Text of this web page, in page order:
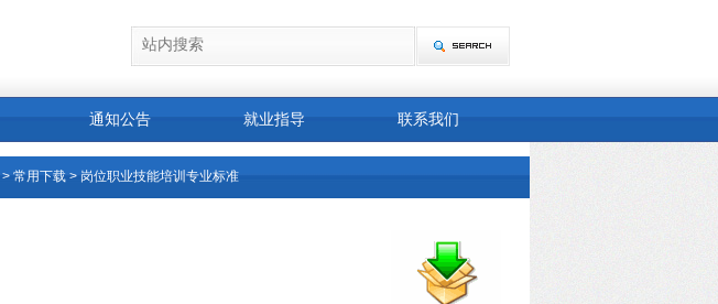
通知公告 就业指导 联系我们
> 常用下载 > 岗位职业技能培训专业标准